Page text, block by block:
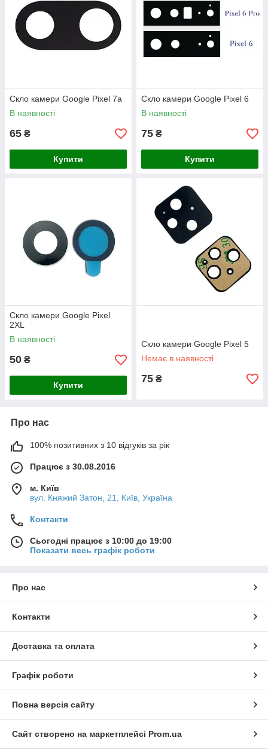
Скло камери Google Pixel 7a
В наявності
65 ₴
Купити
Скло камери Google Pixel 6
В наявності
75 ₴
Купити
Скло камери Google Pixel
2XL
В наявності
50 ₴
Купити
Скло камери Google Pixel 5
Немає в наявності
75 ₴
Про нас
100% позитивних з 10 відгуків за рік
Працює з 30.08.2016
м. Київ
вул. Княжий Затон, 21, Київ, Україна
Контакти
Сьогодні працює з 10:00 до 19:00
Показати весь графік роботи
Про нас
Контакти
Доставка та оплата
Графік роботи
Повна версія сайту
Сайт створено на маркетплейсі Prom.ua